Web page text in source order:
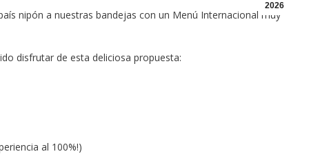
2026
nipón a nuestras bandejas con un Menú Internacional muy
disfrutar de esta deliciosa propuesta:
al 100%!)